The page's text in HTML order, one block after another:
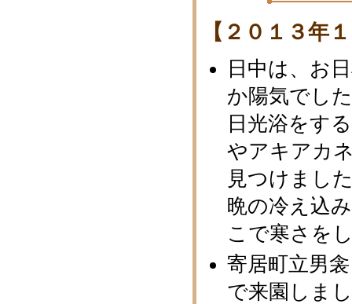
【２０１３年
日中は、お
か陽気でし
日光浴をす
やアキアカ
見つけまし
晩の冷え込
こで寒さを
寄居町立男
で来園しま